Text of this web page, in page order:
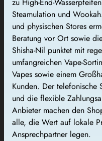
zu High-End-
Steamulation und
und physischen Stores
Beratung vor Ort sowie
Shisha-Nil punktet mit
umfangreichen Vape-
Vapes sowie einem
Kunden. Der telefonische
und die flexible
Anbieter machen den
alle, die Wert auf lokale
Ansprechpartner legen.